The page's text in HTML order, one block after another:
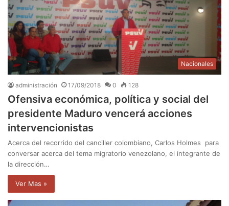
Nacionales
administración 17/09/2018 0 128
Ofensiva económica, política y social del
presidente Maduro vencerá acciones
intervencionistas
Acerca del recorrido del canciller colombiano, Carlos Holmes para
conversar acerca del tema migratorio venezolano, el integrante de
la dirección…
Ver Mas »